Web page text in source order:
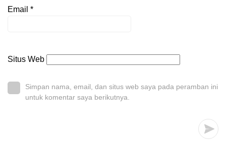
Email *
Situs Web
Simpan nama, email, dan situs web saya pada peramban ini
untuk komentar saya berikutnya.